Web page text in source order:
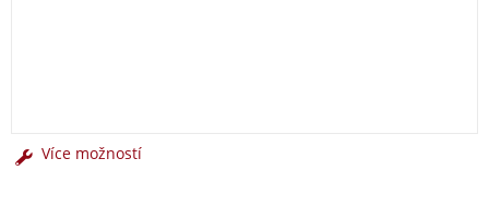
Více možností